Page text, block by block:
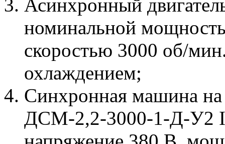
Асинхронный
номинальной
скоростью 3000 об/
охлаждением;
Синхронная машина
ДСМ-2,2-3000-1-Д-У2